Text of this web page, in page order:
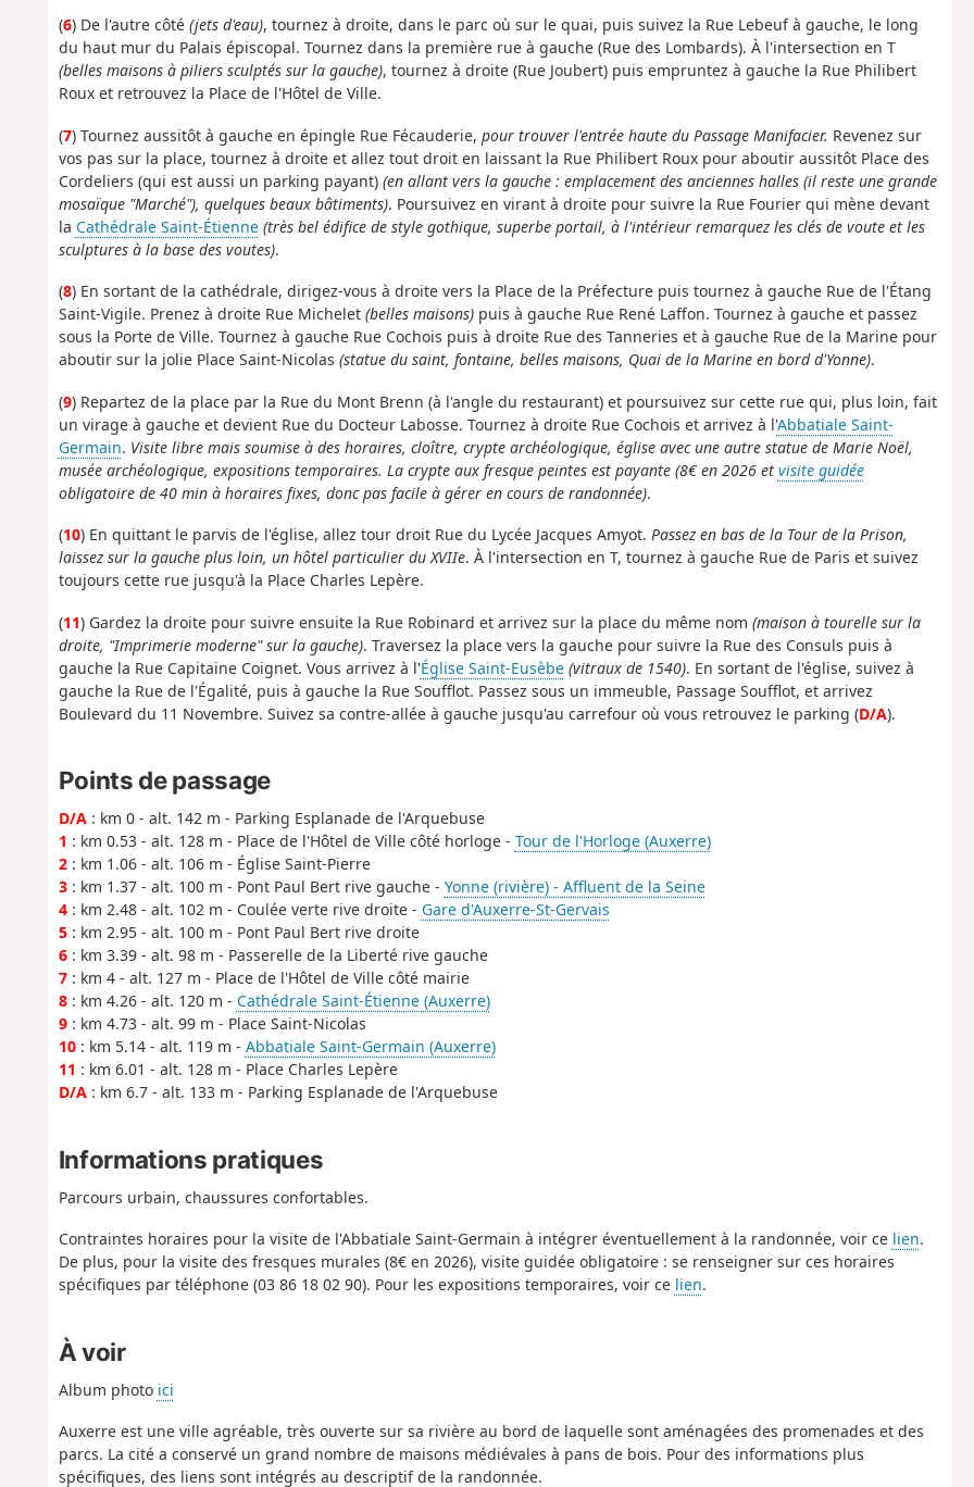
(6) De l'autre côté (jets d'eau), tournez à droite, dans le parc où sur le quai, puis suivez la Rue Lebeuf à gauche, le long
du haut mur du Palais épiscopal. Tournez dans la première rue à gauche (Rue des Lombards). À l'intersection en T
(belles maisons à piliers sculptés sur la gauche), tournez à droite (Rue Joubert) puis empruntez à gauche la Rue Philibert
Roux et retrouvez la Place de l'Hôtel de Ville.
(7) Tournez aussitôt à gauche en épingle Rue Fécauderie, pour trouver l'entrée haute du Passage Manifacier. Revenez sur
vos pas sur la place, tournez à droite et allez tout droit en laissant la Rue Philibert Roux pour aboutir aussitôt Place des
Cordeliers (qui est aussi un parking payant) (en allant vers la gauche : emplacement des anciennes halles (il reste une grande
mosaïque "Marché"), quelques beaux bâtiments). Poursuivez en virant à droite pour suivre la Rue Fourier qui mène devant
la Cathédrale Saint-Étienne (très bel édifice de style gothique, superbe portail, à l'intérieur remarquez les clés de voute et les
sculptures à la base des voutes).
(8) En sortant de la cathédrale, dirigez-vous à droite vers la Place de la Préfecture puis tournez à gauche Rue de l'Étang
Saint-Vigile. Prenez à droite Rue Michelet (belles maisons)puis à gauche Rue René Laffon. Tournez à gauche et passez
sous la Porte de Ville. Tournez à gauche Rue Cochois puis à droite Rue des Tanneries et à gauche Rue de la Marine pour
aboutir sur la jolie Place Saint-Nicolas (statue du saint, fontaine, belles maisons, Quai de la Marine en bord d'Yonne).
(9) Repartez de la place par la Rue du Mont Brenn (à l'angle du restaurant) et poursuivez sur cette rue qui, plus loin, fait
un virage à gauche et devient Rue du Docteur Labosse. Tournez à droite Rue Cochois et arrivez à l'Abbatiale Saint-
Germain. Visite libre mais soumise à des horaires, cloître, crypte archéologique, église avec une autre statue de Marie Noël,
musée archéologique, expositions temporaires. La crypte aux fresque peintes est payante (8€ en 2026 et visite guidée
obligatoire de 40 min à horaires fixes, donc pas facile à gérer en cours de randonnée).
(10) En quittant le parvis de l'église, allez tour droit Rue du Lycée Jacques Amyot. Passez en bas de la Tour de la Prison,
laissez sur la gauche plus loin, un hôtel particulier du XVIIe. À l'intersection en T, tournez à gauche Rue de Paris et suivez
toujours cette rue jusqu'à la Place Charles Lepère.
(11) Gardez la droite pour suivre ensuite la Rue Robinard et arrivez sur la place du même nom (maison à tourelle sur la
droite, "Imprimerie moderne" sur la gauche). Traversez la place vers la gauche pour suivre la Rue des Consuls puis à
gauche la Rue Capitaine Coignet. Vous arrivez à l'Église Saint-Eusèbe (vitraux de 1540). En sortant de l'église, suivez à
gauche la Rue de l'Égalité, puis à gauche la Rue Soufflot. Passez sous un immeuble, Passage Soufflot, et arrivez
Boulevard du 11 Novembre. Suivez sa contre-allée à gauche jusqu'au carrefour où vous retrouvez le parking (D/A).
Points de passage
D/A: km 0 - alt. 142 m - Parking Esplanade de l'Arquebuse
1 : km 0.53 - alt. 128 m - Place de l'Hôtel de Ville côté horloge - Tour de l'Horloge (Auxerre)
2: km 1.06 - alt. 106 m - Église Saint-Pierre
3: km 1.37 - alt. 100 m - Pont Paul Bert rive gauche - Yonne (rivière) - Affluent de la Seine
4: km 2.48 - alt. 102 m - Coulée verte rive droite - Gare d'Auxerre-St-Gervais
5: km 2.95 - alt. 100 m - Pont Paul Bert rive droite
6: km 3.39 - alt. 98 m - Passerelle de la Liberté rive gauche
7: km 4 - alt. 127 m - Place de l'Hôtel de Ville côté mairie
8: km 4.26 - alt. 120 m - Cathédrale Saint-Étienne (Auxerre)
9: km 4.73 - alt. 99 m - Place Saint-Nicolas
10: km 5.14 - alt. 119 m - Abbatiale Saint-Germain (Auxerre)
11 : km 6.01 - alt. 128 m - Place Charles Lepère
D/A: km 6.7 - alt. 133 m - Parking Esplanade de l'Arquebuse
Informations pratiques
Parcours urbain, chaussures confortables.
Contraintes horaires pour la visite de l'Abbatiale Saint-Germain à intégrer éventuellement à la randonnée, voir ce lien.
De plus, pour la visite des fresques murales (8€ en 2026), visite guidée obligatoire : se renseigner sur ces horaires
spécifiques par téléphone (03 86 18 02 90). Pour les expositions temporaires, voir ce lien.
À voir
Album photo ici
Auxerre est une ville agréable, très ouverte sur sa rivière au bord de laquelle sont aménagées des promenades et des
parcs. La cité a conservé un grand nombre de maisons médiévales à pans de bois. Pour des informations plus
spécifiques, des liens sont intégrés au descriptif de la randonnée.